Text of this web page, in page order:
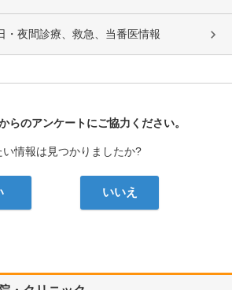
・夜間診療、救急、当番医情報
院なび
らのアンケートにご協力ください。
い情報は見つかりましたか?
いいえ